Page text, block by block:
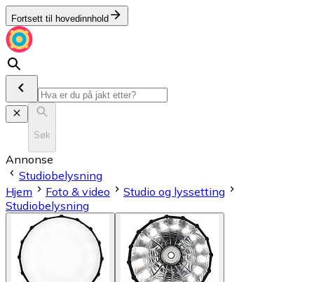
Fortsett til hovedinnhold
Søk
Annonse
Studiobelysning
Hjem
Foto & video
Studio og lyssetting
Studiobelysning